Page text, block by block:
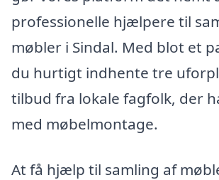
professionelle hjælpere til
møbler i Sindal. Med blot et
du hurtigt indhente tre
tilbud fra lokale fagfolk, der
med møbelmontage.
At få hjælp til samling af